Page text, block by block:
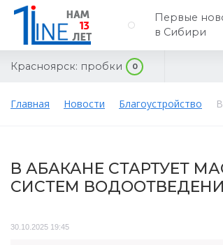
Первые
в Сибири
Красноярск: пробки 0
Главная Новости Благоустройство
В АБАКАНЕ СТАРТУЕТ
СИСТЕМ
30.10.2025 19:45